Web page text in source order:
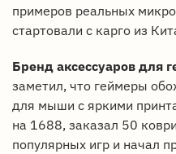
примеров реальных
стартовали с карго из
Бренд аксессуаров для
заметил, что геймеры
для мыши с яркими
на 1688, заказал 50
популярных игр и начал